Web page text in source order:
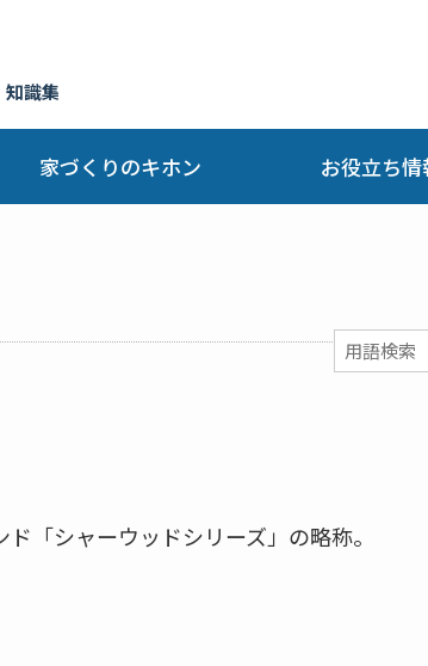
識集
家づくりのキホン お役立ち情
「シャーウッドシリーズ」の略称。